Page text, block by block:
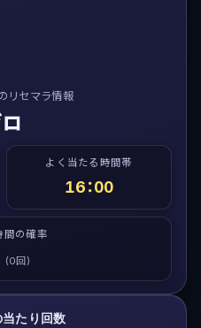
リセマラ情報
よく当たる時間帯
16：00
間の確率
(0回)
たり回数